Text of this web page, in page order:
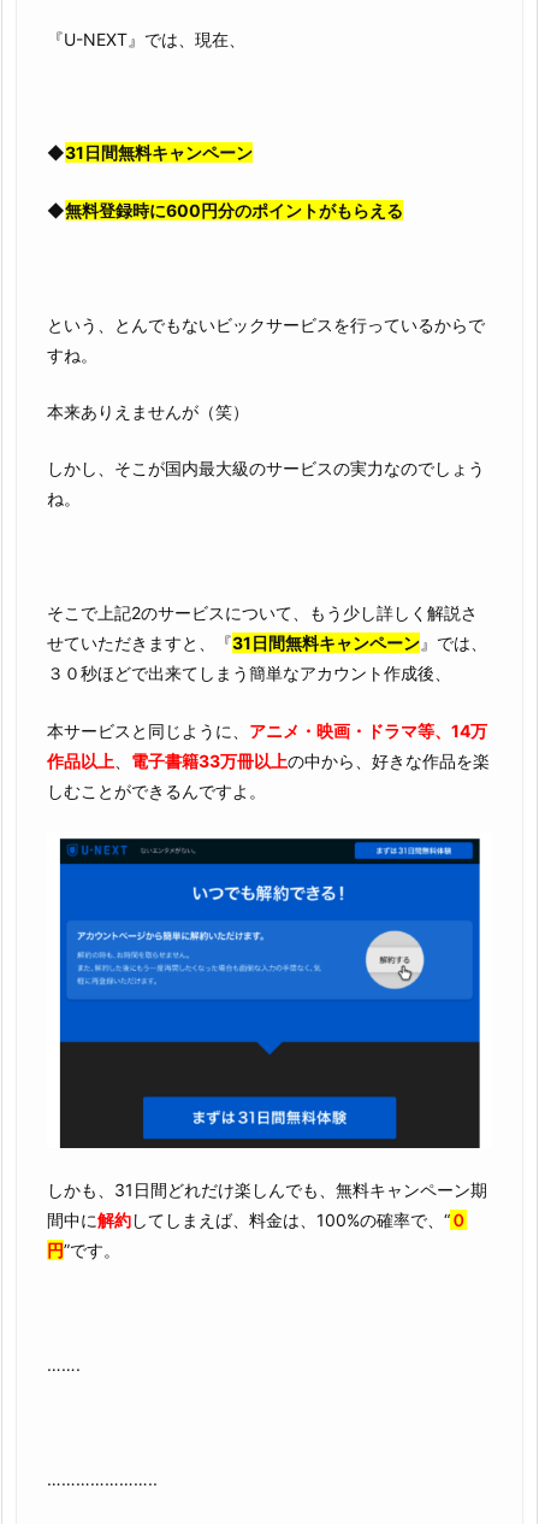
『U-NEXT』では、現在、
◆31日間無料キャンペーン
◆無料登録時に600円分のポイントがもらえる
という、とんでもないビックサービスを行っているからで
すね。
本来ありえませんが（笑）
しかし、そこが国内最大級のサービスの実力なのでしょう
ね。
そこで上記2のサービスについて、もう少し詳しく解説さ
せていただきますと、『31日間無料キャンペーン』では、
３０秒ほどで出来てしまう簡単なアカウント作成後、
本サービスと同じように、 アニメ・映画・ドラマ等、14万
作品以上
電子書籍33万冊以上の中から、好きな作品を楽
しむことができるんですよ。
しかも、31日間どれだけ楽しんでも、無料キャンペーン期
間中に解約してしまえば、料金は、100%の確率で、“０
円”です。
…….
…………………..